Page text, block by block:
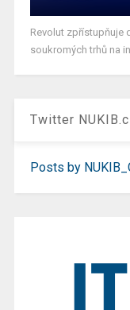
Revolut zpřístupňuje
soukromých trhů na
Twitter
Posts by